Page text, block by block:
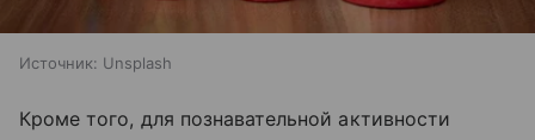
Источник: Unsplash
Кроме того, для познавательной активности